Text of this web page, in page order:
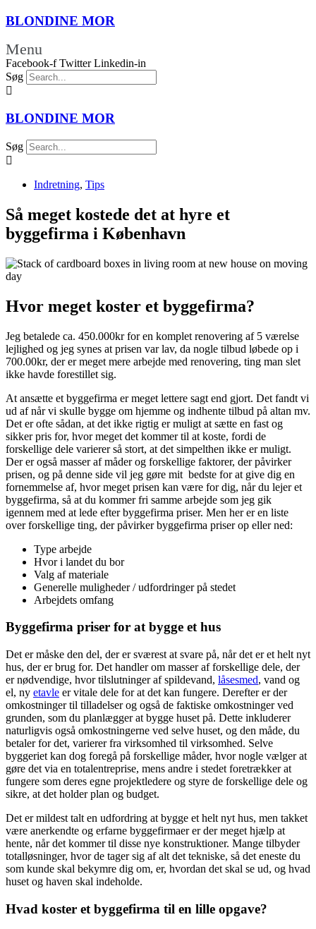
BLONDINE MOR
Menu
Facebook-f Twitter Linkedin-in
Søg
BLONDINE MOR
Søg
Indretning, Tips
Så meget kostede det at hyre et
byggefirma i København
Hvor meget koster et byggefirma?
Jeg betalede ca. 450.000kr for en komplet renovering af 5 værelse
lejlighed og jeg synes at prisen var lav, da nogle tilbud løbede op i
700.00kr, der er meget mere arbejde med renovering, ting man slet
ikke havde forestillet sig.
At ansætte et byggefirma er meget lettere sagt end gjort. Det fandt vi
ud af når vi skulle bygge om hjemme og indhente tilbud på altan mv.
Det er ofte sådan, at det ikke rigtig er muligt at sætte en fast og
sikker pris for, hvor meget det kommer til at koste, fordi de
forskellige dele varierer så stort, at det simpelthen ikke er muligt.
Der er også masser af måder og forskellige faktorer, der påvirker
prisen, og på denne side vil jeg gøre mit bedste for at give dig en
fornemmelse af, hvor meget prisen kan være for dig, når du lejer et
byggefirma, så at du kommer fri samme arbejde som jeg gik
igennem med at lede efter byggefirma priser. Men her er en liste
over forskellige ting, der påvirker byggefirma priser op eller ned:
Type arbejde
Hvor i landet du bor
Valg af materiale
Generelle muligheder / udfordringer på stedet
Arbejdets omfang
Byggefirma priser for at bygge et hus
Det er måske den del, der er sværest at svare på, når det er et helt nyt
hus, der er brug for. Det handler om masser af forskellige dele, der
er nødvendige, hvor tilslutninger af spildevand, låsesmed, vand og
el, ny etavle er vitale dele for at det kan fungere. Derefter er der
omkostninger til tilladelser og også de faktiske omkostninger ved
grunden, som du planlægger at bygge huset på. Dette inkluderer
naturligvis også omkostningerne ved selve huset, og den måde, du
betaler for det, varierer fra virksomhed til virksomhed. Selve
byggeriet kan dog foregå på forskellige måder, hvor nogle vælger at
gøre det via en totalentreprise, mens andre i stedet foretrækker at
fungere som deres egne projektledere og styre de forskellige dele og
sikre, at det holder plan og budget.
Det er mildest talt en udfordring at bygge et helt nyt hus, men takket
være anerkendte og erfarne byggefirmaer er der meget hjælp at
hente, når det kommer til disse nye konstruktioner. Mange tilbyder
totalløsninger, hvor de tager sig af alt det tekniske, så det eneste du
som kunde skal bekymre dig om, er, hvordan det skal se ud, og hvad
huset og haven skal indeholde.
Hvad koster et byggefirma til en lille opgave?